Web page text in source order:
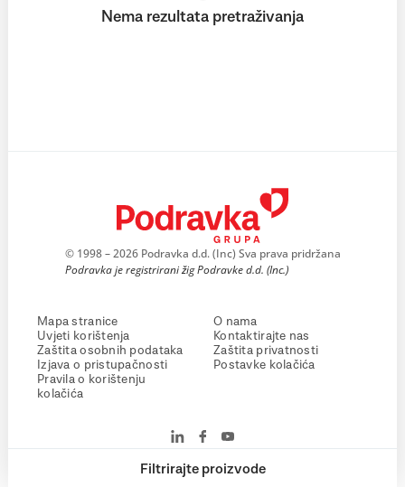
Filtrirajte proizvode
Nema rezultata pretraživanja
© 1998 – 2026 Podravka d.d. (Inc) Sva prava pridržana
Podravka je registrirani žig Podravke d.d. (Inc.)
Mapa stranice
Uvjeti korištenja
Zaštita osobnih podataka
Izjava o pristupačnosti
Pravila o korištenju
kolačića
O nama
Kontaktirajte nas
Zaštita privatnosti
Postavke kolačića